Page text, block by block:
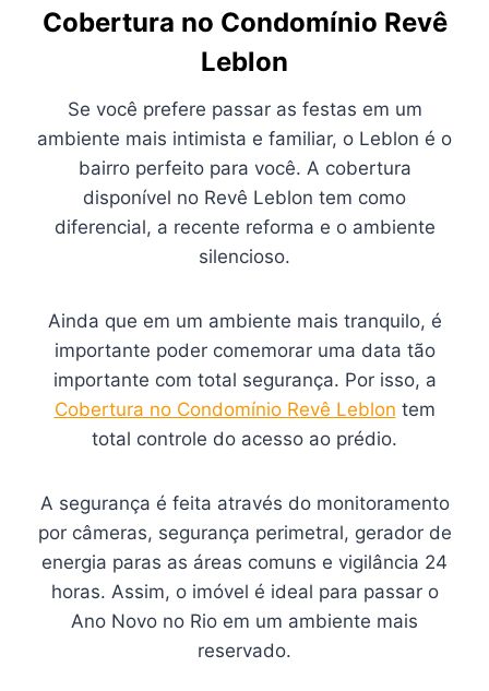
Cobertura no Condomínio Revê
Leblon
Se você prefere passar as festas em um
ambiente mais intimista e familiar, o Leblon é o
bairro perfeito para você. A cobertura
disponível no Revê Leblon tem como
diferencial, a recente reforma e o ambiente
silencioso.
Ainda que em um ambiente mais tranquilo, é
importante poder comemorar uma data tão
importante com total segurança. Por isso, a
Cobertura no Condomínio Revê Leblon tem
total controle do acesso ao prédio.
A segurança é feita através do monitoramento
por câmeras, segurança perimetral, gerador de
energia paras as áreas comuns e vigilância 24
horas. Assim, o imóvel é ideal para passar o
Ano Novo no Rio em um ambiente mais
reservado.